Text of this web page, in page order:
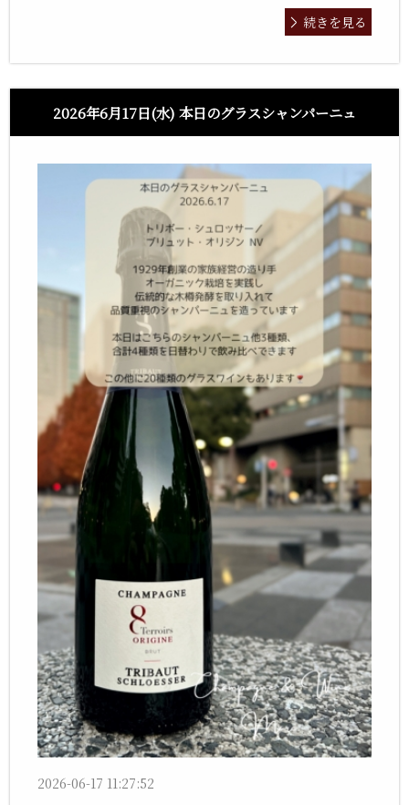
続きを見る
2026年6月17日(水) 本日のグラスシャンパーニュ
2026-06-17 11:27:52